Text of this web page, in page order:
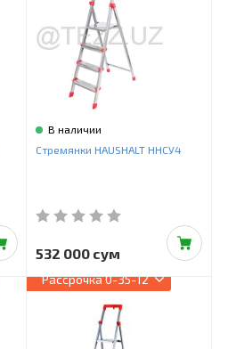
В наличии
Стремянки HAUSHALT ННСУ4
532 000 сум
Рассрочка0-35-12